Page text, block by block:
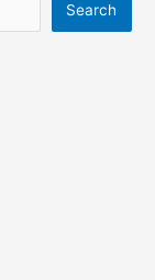
Search